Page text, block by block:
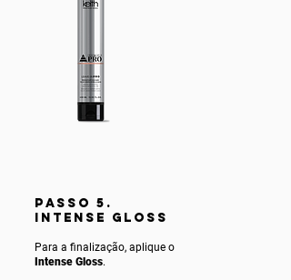
PASSO 5.
INTENSE gLOSS
Para a finalização, aplique o
Intense Gloss.